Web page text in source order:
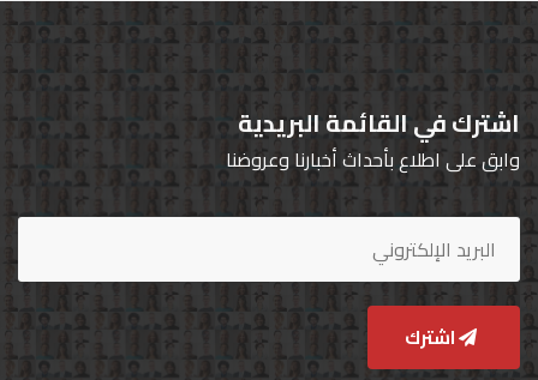
اشترك في القائمة البريدية
وابق على اطلاع بأحداث أخبارنا وعروضنا
اشترك